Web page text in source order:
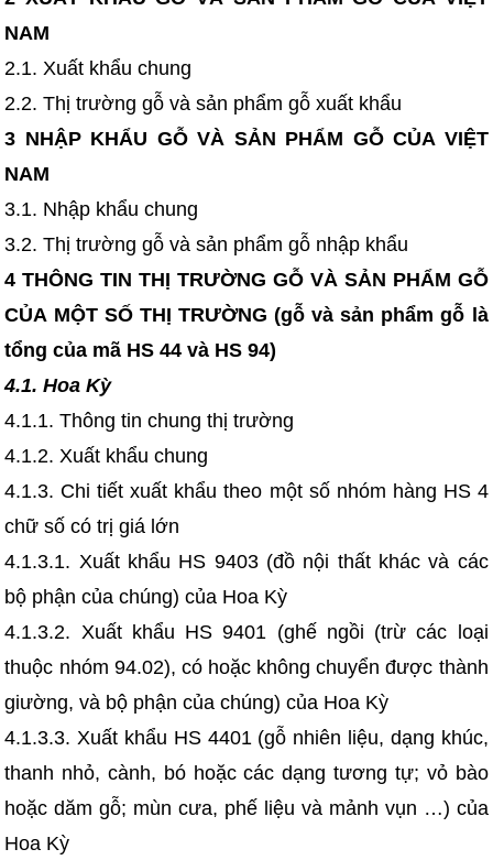
NAM
2.1. Xuất khẩu chung
2.2. Thị trường gỗ và sản phẩm gỗ xuất khẩu
3 NHẬP KHẨU GỖ VÀ SẢN PHẨM GỖ CỦA VIỆT
NAM
3.1. Nhập khẩu chung
3.2. Thị trường gỗ và sản phẩm gỗ nhập khẩu
4 THÔNG TIN THỊ TRƯỜNG GỖ VÀ SẢN PHẨM GỖ
CỦA MỘT SỐ THỊ TRƯỜNG (gỗ và sản phẩm gỗ là
tổng của mã HS 44 và HS 94)
4.1. Hoa Kỳ
4.1.1. Thông tin chung thị trường
4.1.2. Xuất khẩu chung
4.1.3. Chi tiết xuất khẩu theo một số nhóm hàng HS 4
chữ số có trị giá lớn
4.1.3.1. Xuất khẩu HS 9403 (đồ nội thất khác và các
bộ phận của chúng) của Hoa Kỳ
4.1.3.2. Xuất khẩu HS 9401 (ghế ngồi (trừ các loại
thuộc nhóm 94.02), có hoặc không chuyển được thành
giường, và bộ phận của chúng) của Hoa Kỳ
4.1.3.3. Xuất khẩu HS 4401 (gỗ nhiên liệu, dạng khúc,
thanh nhỏ, cành, bó hoặc các dạng tương tự; vỏ bào
hoặc dăm gỗ; mùn cưa, phế liệu và mảnh vụn …) của
Hoa Kỳ